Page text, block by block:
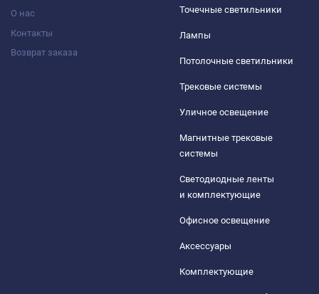
О нас
Контакты
Возврат заказа
Точечные светильники
Лампы
Потолочные светильники
Трековые системы
Уличное освещение
Магнитные трековые
системы
Светодиодные ленты
и комплектующие
Офисное освещение
Аксессуары
Комплектующие